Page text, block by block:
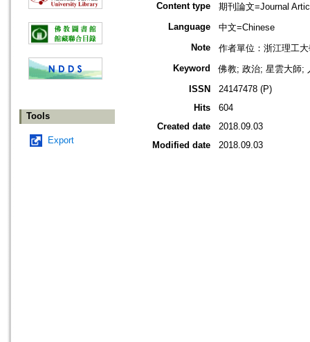
Tools
Export
Content type
期刊論文=Journal
Language
中文=Chinese
Note
作者單位：浙江理工
Keyword
佛教; 政治; 星雲大師;
ISSN
24147478 (P)
Hits
604
Created date
2018.09.03
Modified date
2018.09.03